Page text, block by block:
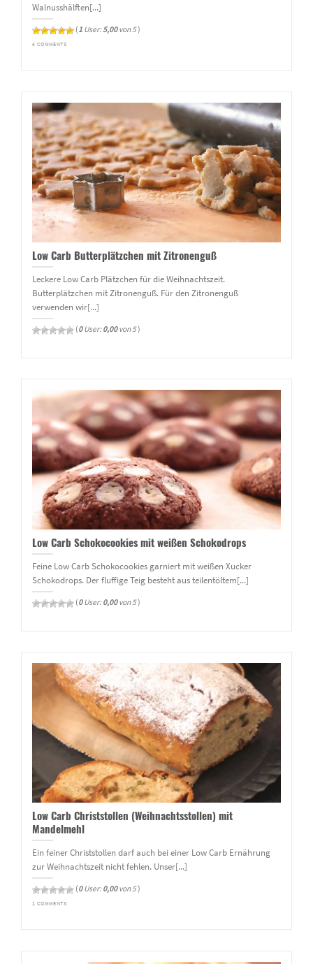
Walnusshälften[...]
(1 User:5,00von 5)
4 COMMENTS
Low Carb Butterplätzchen mit Zitronenguß
Leckere Low Carb Plätzchen für die Weihnachtszeit.
Butterplätzchen mit Zitronenguß. Für den Zitronenguß
verwenden wir[...]
(0User: 0,00von 5)
Low Carb Schokocookies mit weißen Schokodrops
Feine Low Carb Schokocookies garniert mit weißen Xucker
Schokodrops. Der fluffige Teig besteht aus teilentöltem[...]
(0User: 0,00von 5)
Low Carb Christstollen (Weihnachtsstollen) mit
Mandelmehl
Ein feiner Christstollen darf auch bei einer Low Carb Ernährung
zur Weihnachtszeit nicht fehlen. Unser[...]
(0User: 0,00von 5)
1 COMMENTS